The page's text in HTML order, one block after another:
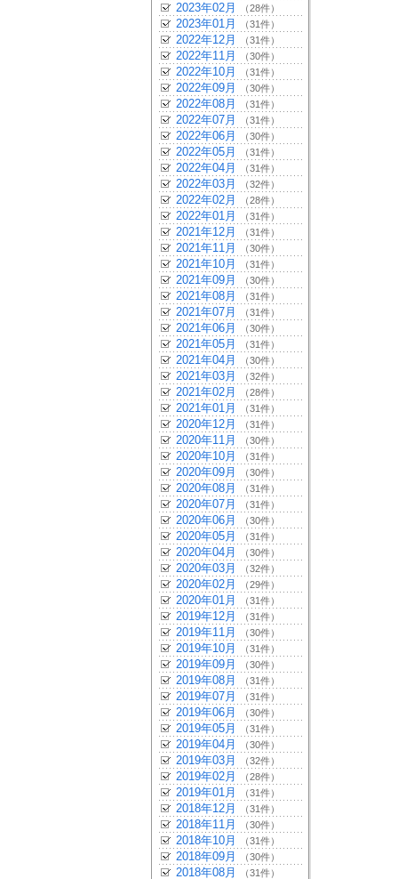
2023年02月 （28件）
2023年01月 （31件）
2022年12月 （31件）
2022年11月 （30件）
2022年10月 （31件）
2022年09月 （30件）
2022年08月 （31件）
2022年07月 （31件）
2022年06月 （30件）
2022年05月 （31件）
2022年04月 （31件）
2022年03月 （32件）
2022年02月 （28件）
2022年01月 （31件）
2021年12月 （31件）
2021年11月 （30件）
2021年10月 （31件）
2021年09月 （30件）
2021年08月 （31件）
2021年07月 （31件）
2021年06月 （30件）
2021年05月 （31件）
2021年04月 （30件）
2021年03月 （32件）
2021年02月 （28件）
2021年01月 （31件）
2020年12月 （31件）
2020年11月 （30件）
2020年10月 （31件）
2020年09月 （30件）
2020年08月 （31件）
2020年07月 （31件）
2020年06月 （30件）
2020年05月 （31件）
2020年04月 （30件）
2020年03月 （32件）
2020年02月 （29件）
2020年01月 （31件）
2019年12月 （31件）
2019年11月 （30件）
2019年10月 （31件）
2019年09月 （30件）
2019年08月 （31件）
2019年07月 （31件）
2019年06月 （30件）
2019年05月 （31件）
2019年04月 （30件）
2019年03月 （32件）
2019年02月 （28件）
2019年01月 （31件）
2018年12月 （31件）
2018年11月 （30件）
2018年10月 （31件）
2018年09月 （30件）
2018年08月 （31件）